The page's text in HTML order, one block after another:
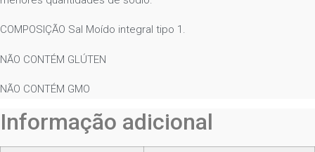
COMPOSIÇÃO Sal Moído integral tipo 1.
NÃO CONTÉM GLÚTEN
NÃO CONTÉM GMO
Informação adicional